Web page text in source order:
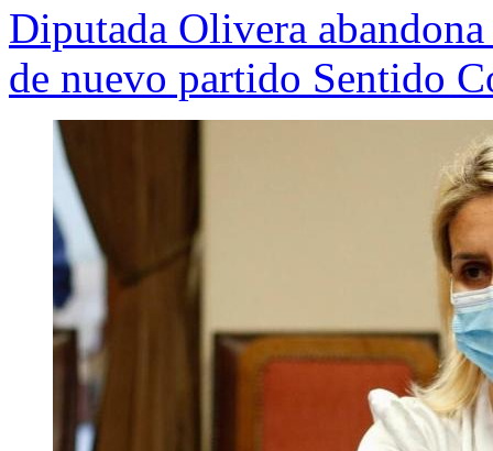
Diputada Olivera
de nuevo partido Sentido